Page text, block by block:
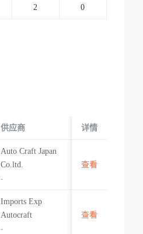
2 0
供应商 起运国/地区
详情
Auto Craft Japan
Co.ltd.
-
-
查看
Imports Exp
Autocraft
-
-
查看